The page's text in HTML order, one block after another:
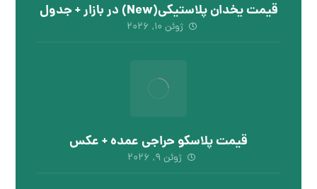
قیمت یخدان پلاستیکی(New) در بازار + جدول
ژوئن ۱۰, ۲۰۲۶
قیمت پلاسکو حراجی عمده + عکس
ژوئن ۹, ۲۰۲۶